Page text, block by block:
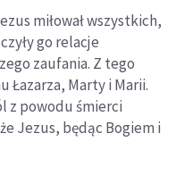
miłował wszystkich,
go relacje
zaufania. Z tego
Łazarza, Marty i Marii.
z powodu śmierci
Jezus, będąc Bogiem i